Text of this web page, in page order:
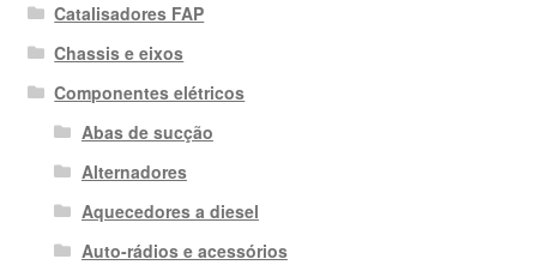
Catalisadores FAP
Chassis e eixos
Componentes elétricos
Abas de sucção
Alternadores
Aquecedores a diesel
Auto-rádios e acessórios